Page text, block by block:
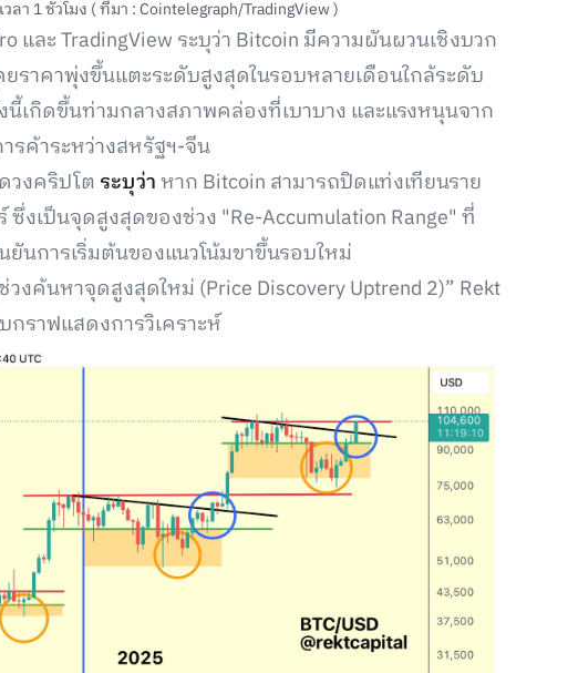
ลา 1 ชั่วโมง ( ที่มา : Cointelegraph/TradingView )
และ TradingView ระบุว่า Bitcoin มีความผันผวนเชิงบวก
ราคาพุ่งขึ้นแตะระดับสูงสุดในรอบหลายเดือนใกล้ระดับ
นี้เกิดขึ้นท่ามกลางสภาพคล่องที่เบาบาง และแรงหนุนจาก
รค้าระหว่างสหรัฐฯ-จีน
วงคริปโต ระบุว่าหาก Bitcoin สามารถปิดแท่งเทียนราย
งเป็นจุดสูงสุดของช่วง "Re-Accumulation Range" ที่
นการเริ่มต้นของแนวโน้มขาขึ้นรอบใหม่
งค้นหาจุดสูงสุดใหม่ (Price Discovery Uptrend 2)” Rekt
ราฟแสดงการวิเคราะห์